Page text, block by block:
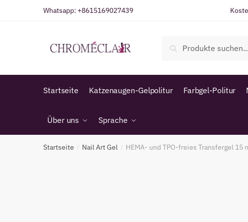
Whatsapp: +8615169027439
nach:
Suche
Startseite Katzenaugen-Gelpolitur Farbgel-Politur
Über uns Sprache
Startseite / Nail Art Gel / HEMA- und TPO-freies Transfergel 15